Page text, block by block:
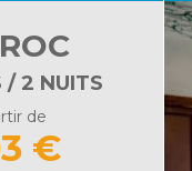
/ 2 NUITS
de
€